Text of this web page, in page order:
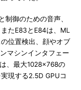
御のための音声、
たE83とE84は、ML
位置検出、顔やオブ
マシンインタフェー
、最大1028×768の
現する2.5D GPUコ